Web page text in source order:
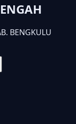
BENGKULU